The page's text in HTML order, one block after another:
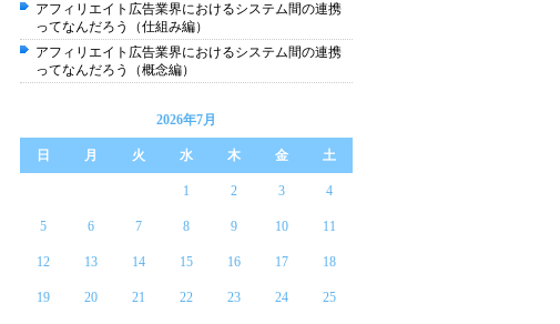
アフィリエイト広告業界におけるシステム間の連携
ってなんだろう（仕組み編）
アフィリエイト広告業界におけるシステム間の連携
ってなんだろう（概念編）
2026年7月
日 月 火 水 木 金 土
1 2 3 4
5 6 7 8 9 10 11
12 13 14 15 16 17 18
19 20 21 22 23 24 25